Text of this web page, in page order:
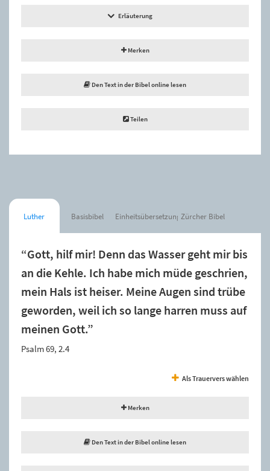
Erläuterung
Merken
Den Text in der Bibel online lesen
Teilen
Luther Basisbibel Einheitsübersetzung Zürcher Bibel
“Gott, hilf mir! Denn das Wasser geht mir bis
an die Kehle. Ich habe mich müde geschrien,
mein Hals ist heiser. Meine Augen sind trübe
geworden, weil ich so lange harren muss auf
meinen Gott.”
Psalm 69, 2.4
Als Trauervers wählen
Merken
Den Text in der Bibel online lesen